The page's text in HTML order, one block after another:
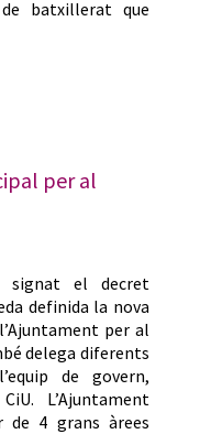
batxillerat que
per al
signat el decret
definida la nova
per al
delega diferents
de govern,
L’Ajuntament
de 4 grans àrees